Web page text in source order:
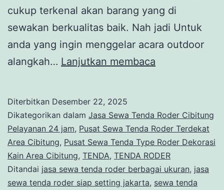
cukup terkenal akan barang yang di
sewakan berkualitas baik. Nah jadi Untuk
anda yang ingin menggelar acara outdoor
alangkah… Lanjutkan membaca
Type
Roder
Dekorasi
Kain
Area
Diterbitkan Desember 22, 2025
Dikategorikan dalam Jasa Sewa Tenda Roder Cibitung
Pelayanan 24 jam, Pusat Sewa Tenda Roder Terdekat
Area Cibitung, Pusat Sewa Tenda Type Roder Dekorasi
Kain Area Cibitung, TENDA, TENDA RODER
Ditandai jasa sewa tenda roder berbagai ukuran, jasa
sewa tenda roder siap setting jakarta, sewa tenda